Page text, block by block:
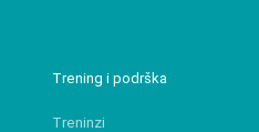
Trening i podrška
Treninzi